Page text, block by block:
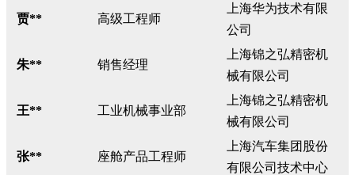
贾** 高级工程师
上海华为技术有限
公司
朱** 销售经理
上海锦之弘精密机
械有限公司
王** 工业机械事业部
上海锦之弘精密机
械有限公司
张** 座舱产品工程师
上海汽车集团股份
有限公司技术中心